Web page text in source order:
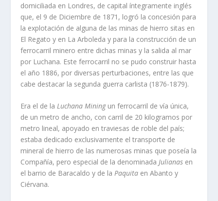
domiciliada en Londres, de capital í­ntegramente inglés
que, el 9 de Diciembre de 1871, logró la concesión para
la explotación de alguna de las minas de hierro sitas en
El Regato y en La Arboleda y para la construcción de un
ferrocarril minero entre dichas minas y la salida al mar
por Luchana. Este ferrocarril no se pudo construir hasta
el año 1886, por diversas perturbaciones, entre las que
cabe destacar la segunda guerra carlista (1876-­1879).
Era el de laLuchana Mining un ferrocarril de ví­a única,
de un metro de ancho, con carril de 20 kilogramos por
metro lineal, apoyado en traviesas de roble del paí­s;
estaba dedicado exclusivamente el transporte de
mineral de hierro de las numerosas minas que poseí­a la
Compañí­a, pero especial de la denominadaJulianas en
el barrio de Baracaldo y de laPaquita en Abanto y
Ciérvana.